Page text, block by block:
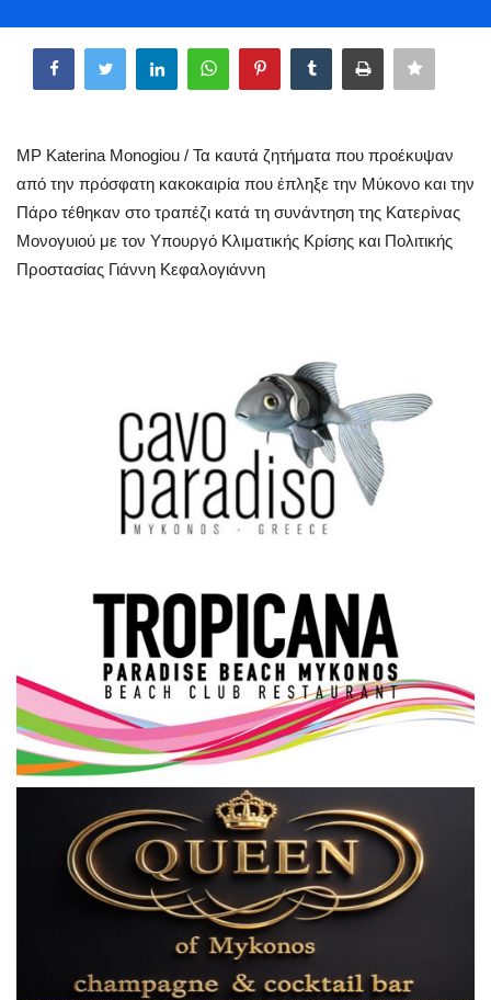
Mykonos
Sport
Sustainability
Science & Tech
Aegean Islands
Σεβασμιώτατος Δωρόθεος Β’
Opinion + Analysis
L’Art des Sens
All News
Elections 2023
MP Katerina Monogiou / Τα καυτά ζητήματα που προέκυψαν
από την πρόσφατη κακοκαιρία που έπληξε την Μύκονο και την
Πάρο τέθηκαν στο τραπέζι κατά τη συνάντηση της Κατερίνας
Μονογυιού με τον Υπουργό Κλιματικής Κρίσης και Πολιτικής
Προστασίας Γιάννη Κεφαλογιάννη